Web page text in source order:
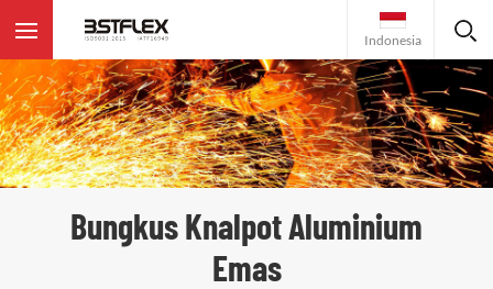
Indonesia
Bungkus Knalpot Aluminium
Emas